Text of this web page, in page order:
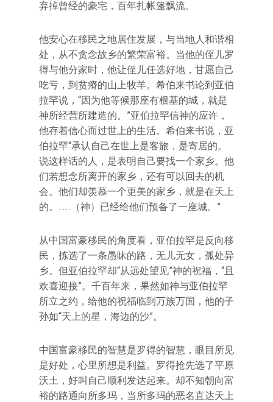
弃掉曾经的豪宅，百年扎帐篷飘流。
他安心在移民之地居住发展，与当地人和谐相
处，从不贪念故乡的繁荣富裕。当他的侄儿罗
得与他分家时，他让侄儿任选好地，甘愿自己
吃亏，到贫瘠的山上牧羊。希伯来书论到亚伯
拉罕说，“因为他等候那座有根基的城，就是
神所经营所建造的。”亚伯拉罕信神的应许，
他存着信心而过世上的生活。希伯来书说，亚
伯拉罕“承认自己在世上是客旅，是寄居的。
说这样话的人，是表明自己要找一个家乡。他
们若想念所离开的家乡，还有可以回去的机
会。他们却羡慕一个更美的家乡，就是在天上
的。……（神）已经给他们预备了一座城。”
从中国富豪移民的角度看，亚伯拉罕是反向移
民，拣选了一条愚昧的路，无儿无女，孤处异
乡。但亚伯拉罕却“从远处望见”神的祝福，“且
欢喜迎接”。千百年来，果然如神与亚伯拉罕
所立之约，给他的祝福临到万族万国，他的子
孙如“天上的星，海边的沙”。
中国富豪移民的智慧是罗得的智慧，眼目所见
是好处，心里所想是利益。罗得抢先选了平原
沃土，好叫自己顺利发达起来。却不知朝向富
裕的路通向所多玛，当所多玛的恶名直达天上